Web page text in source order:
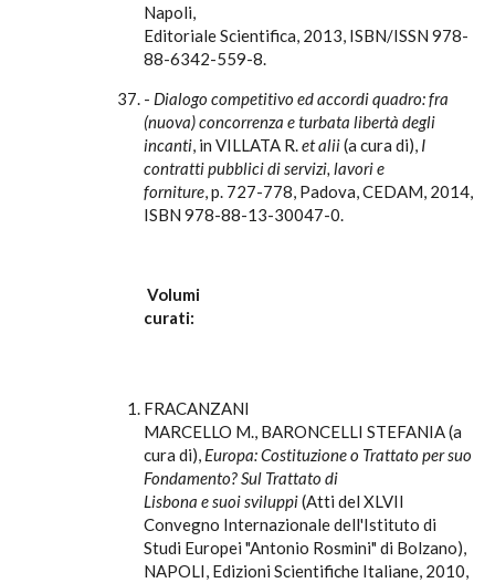
Napoli,
Editoriale Scientifica, 2013, ISBN/ISSN 978-
88-6342-559-8.
- Dialogo competitivo ed accordi quadro: fra
(nuova) concorrenza e turbata libertà degli
incanti, in VILLATA R.et alii(a cura di), I
contratti pubblici di servizi, lavori e
forniture, p. 727-778, Padova, CEDAM, 2014,
ISBN 978-88-13-30047-0.
Volumi
curati:
FRACANZANI
MARCELLO M., BARONCELLI STEFANIA (a
cura di), Europa: Costituzione o Trattato per suo
Fondamento? Sul Trattato di
Lisbona e suoi sviluppi(Atti del XLVII
Convegno Internazionale dell'Istituto di
Studi Europei "Antonio Rosmini" di Bolzano),
NAPOLI, Edizioni Scientifiche Italiane, 2010,